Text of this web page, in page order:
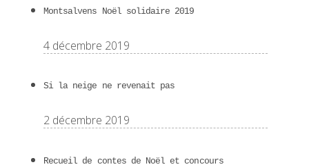
Montsalvens Noël solidaire 2019
4 décembre 2019
Si la neige ne revenait pas
2 décembre 2019
Recueil de contes de Noël et concours